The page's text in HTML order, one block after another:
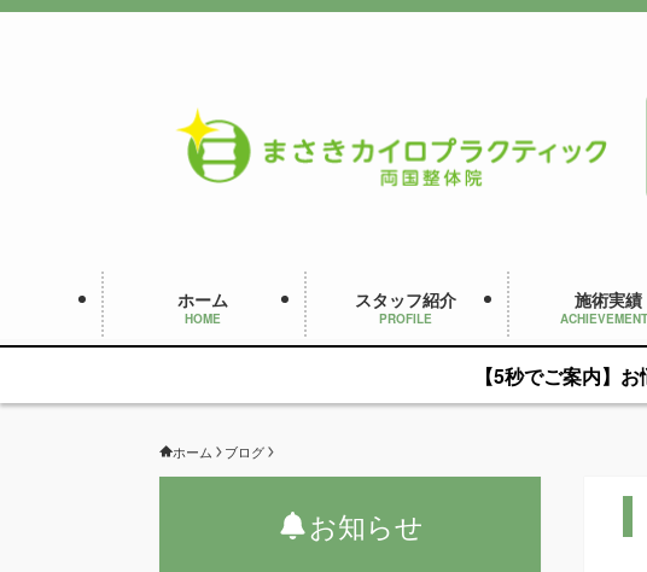
ホーム
HOME
スタッフ紹介
PROFILE
施術実績
【5秒でご案内】
ホーム ブログ
お知らせ